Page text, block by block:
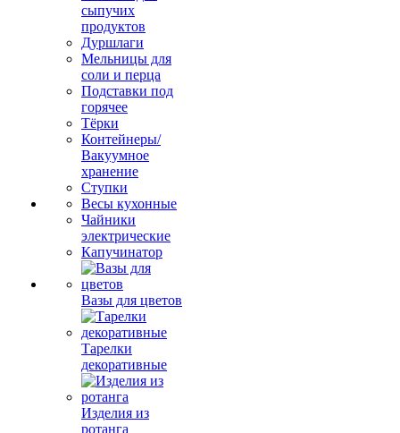
сыпучих
продуктов
Дуршлаги
Мельницы для
соли и перца
Подставки под
горячее
Тёрки
Контейнеры/
Вакуумное
хранение
Ступки
Весы кухонные
Чайники
электрические
Капучинатор
Вазы для цветов
Тарелки
декоративные
Изделия из
ротанга